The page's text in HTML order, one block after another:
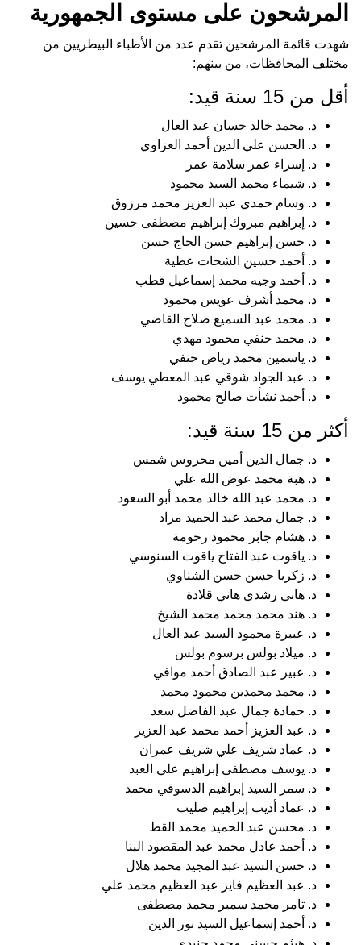
المرشحون على مستوى الجمهورية
شهدت قائمة المرشحين تقدم عدد من الأطباء البيطريين من
مختلف المحافظات، من بينهم:
أقل من 15 سنة قيد:
د. محمد خالد حسان عبد العال
د. الحسن علي الدين أحمد العزاوي
د. إسراء عمر سلامة عمر
د. شيماء محمد السيد محمود
د. وسام حمدي عبد العزيز محمد مرزوق
د. إبراهيم مبروك إبراهيم مصطفى حسين
د. حسن إبراهيم حسن الحاج حسن
د. أحمد حسين الشحات عطية
د. أحمد وجيه محمد إسماعيل قطب
د. محمد أشرف عويس محمود
د. محمد عبد السميع صلاح القاضي
د. محمد حنفي محمود مهدي
د. ياسمين محمد رياض حنفي
د. عبد الجواد شوقي عبد المعطي يوسف
د. أحمد نشأت صالح محمود
أكثر من 15 سنة قيد:
د. جمال الدين أمين محروس شمس
د. هبة محمد عوض الله علي
د. محمد عبد الله خالد محمد أبو السعود
د. جمال محمد عبد الحميد مراد
د. هشام جابر محمود رحومة
د. ياقوت عبد الفتاح ياقوت السنوسي
د. زكريا حسن حسن الشناوي
د. هاني رشدي هاني قلادة
د. هند محمد محمد محمد الشيخ
د. عبيرة محمود السيد عبد العال
د. ميلاد بولس برسوم بولس
د. عبير عبد الصادق أحمد موافي
د. محمد محمدين محمود محمد
د. حمادة جمال عبد الفاضل سعد
د. عبد العزيز أحمد محمد عبد العزيز
د. عماد شريف علي شريف عمران
د. يوسف مصطفى إبراهيم علي العبد
د. سمر السيد إبراهيم الدسوقي محمد
د. عماد أديب إبراهيم صليب
د. محسن عبد الحميد محمد القط
د. أحمد عادل محمد عبد المقصود البنا
د. حسن السيد عبد المجيد محمد هلال
د. عبد العظيم فايز عبد العظيم محمد علي
د. تامر محمد سمير محمد مصطفى
د. أحمد إسماعيل السيد نور الدين